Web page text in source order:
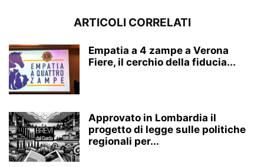
ARTICOLI CORRELATI
Empatia a 4 zampe a Verona
Fiere, il cerchio della fiducia...
Approvato in Lombardia il
progetto di legge sulle politiche
regionali per...